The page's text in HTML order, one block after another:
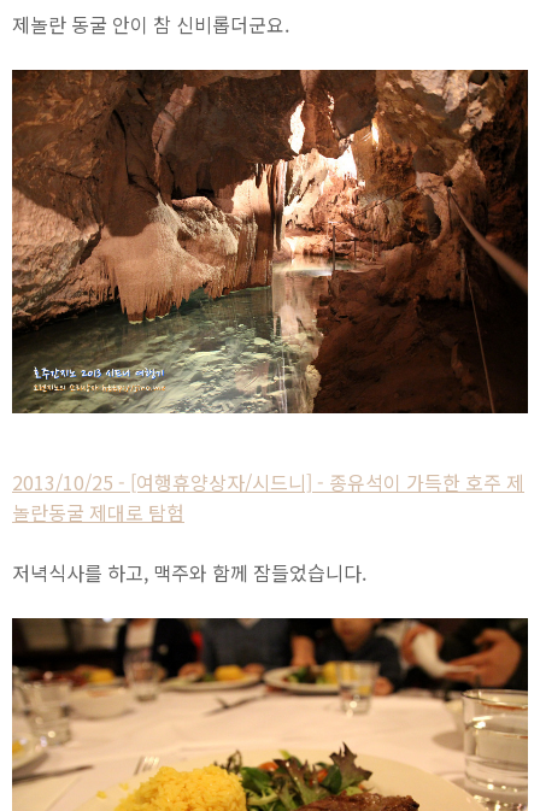
제놀란 동굴 안이 참 신비롭더군요.
2013/10/25 - [여행휴양상자/시드니] - 종유석이 가득한 호주 제
놀란동굴 제대로 탐험
저녁식사를 하고, 맥주와 함께 잠들었습니다.